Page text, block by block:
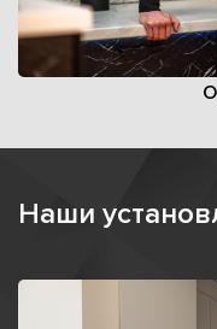
Наши